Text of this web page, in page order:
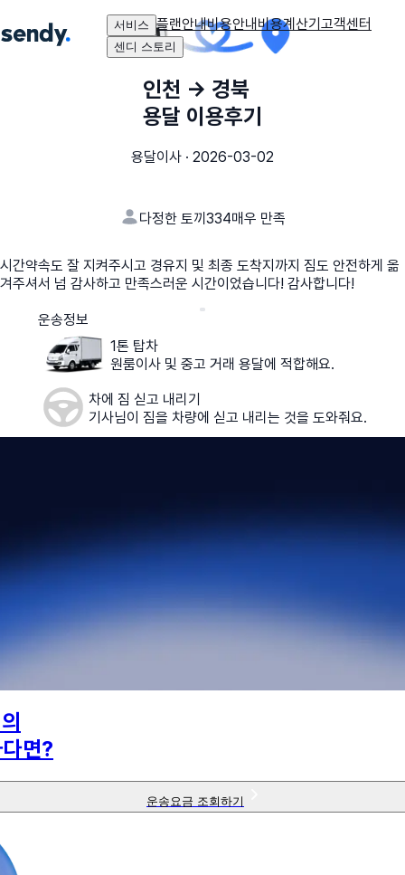
서비스 플랜안내비용안내비용계산기고객센터
센디 스토리
인천 → 경북
용달 이용후기
용달이사 · 2026-03-02
다정한 토끼334매우 만족
시간약속도 잘 지켜주시고 경유지 및 최종 도착지까지 짐도 안전하게 옮
겨주셔서 넘 감사하고 만족스러운 시간이었습니다! 감사합니다!
운송정보
1톤 탑차
원룸이사 및 중고 거래 용달에 적합해요.
차에 짐 싣고 내리기
기사님이 짐을 차량에 싣고 내리는 것을 도와줘요.
면?
운송요금 조회하기